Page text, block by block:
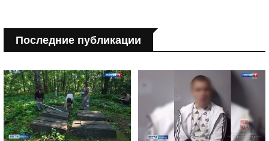
Последние публикации